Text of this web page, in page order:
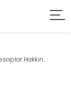
Hakkın...